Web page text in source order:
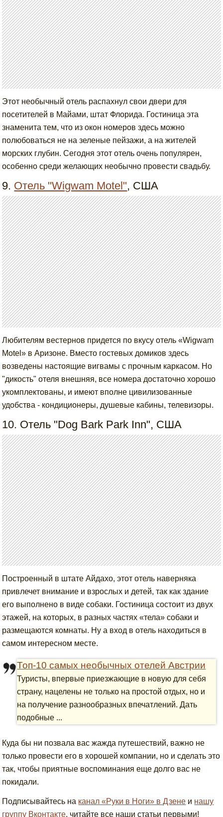
Этот необычный отель распахнул свои двери для
посетителей в Майами, штат Флорида. Гостиница эта
знаменита тем, что из окон номеров здесь можно
полюбоваться не на зеленые пейзажи, а на жителей
морских глубин. Сегодня этот отель очень популярен,
особенно среди желающих необычно провести свадьбу.
9. Отель "Wigwam Motel", США
Любителям вестернов придется по вкусу отель «Wigwam
Motel» в Аризоне. Вместо гостевых домиков здесь
возведены настоящие вигвамы с прочным каркасом. Но
"дикость" отеля внешняя, все номера достаточно хорошо
укомплектованы, и имеют вполне цивилизованные
удобства - кондиционеры, душевые кабины, телевизоры.
10. Отель "Dog Bark Park Inn", США
Построенный в штате Айдахо, этот отель наверняка
привлечет внимание и взрослых и детей, так как здание
его выполнено в виде собаки. Гостиница состоит из двух
этажей, на которых, в разных частях «тела» собаки и
размещаются комнаты. Ну а вход в отель находиться в
самом интересном месте.
Топ-10 самых необычных отелей Австрии
Туристы, впервые приезжающие в новую для себя
страну, нацелены не только на простой отдых, но и
на получение разнообразных впечатлений. Дать
подобные ...
Куда бы ни позвала вас жажда путешествий, важно не
только провести его в хорошей компании, но и сделать это
так, чтобы приятные воспоминания еще долго вас не
покидали.
Подписывайтесь на канал «Руки в Ноги» в Дзене и нашу
группу Вконтакте, читайте все наши статьи первыми!